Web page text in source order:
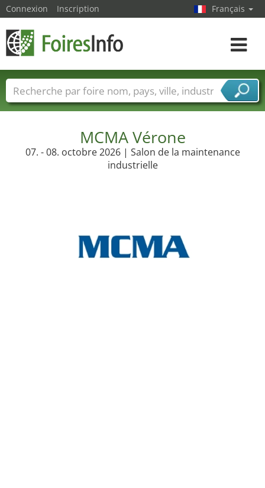
MCMA Vérone
07. - 08. octobre 2026 | Salon de la maintenance
industrielle
Connexion Inscription Français
Toggle
Foire noms Pays Villes
Secteurs de foire